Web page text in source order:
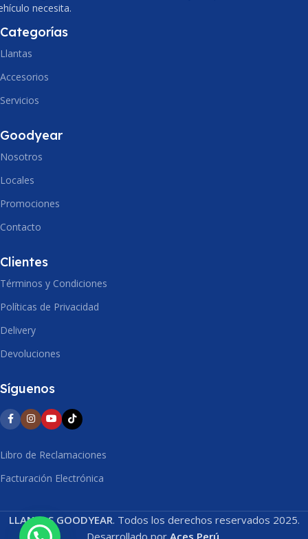
necesita.
Categorías
Llantas
Accesorios
Servicios
Goodyear
Nosotros
Locales
Promociones
Contacto
Clientes
Términos y Condiciones
Políticas de Privacidad
Delivery
Devoluciones
Síguenos
Libro de Reclamaciones
Facturación Electrónica
LLANTAS GOODYEAR. Todos los derechos reservados 2025.
Desarrollado por Aces Perú